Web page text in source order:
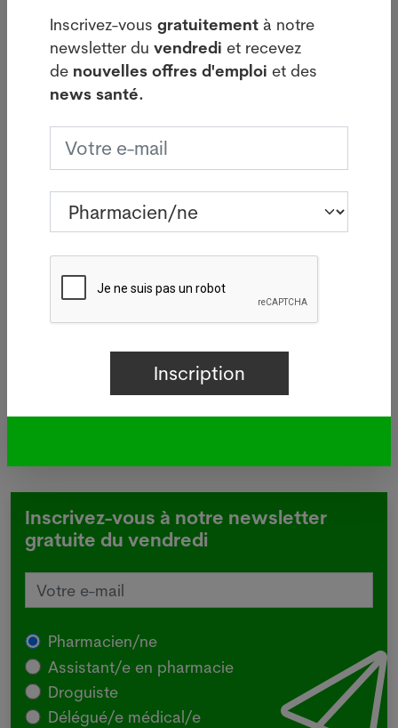
Dernières news
Légionellose à Bâle : source
d'infections sur le bâtiment de
Manor
05.08.2026
à Bâle-Ville après la flambée des
Lire plus
Inscrivez-vous à notre newsletter
gratuite du vendredi
Pharmacien/ne
Assistant/e en pharmacie
Droguiste
Délégué/e médical/e
Inscrivez-vous gratuitement à notre
newsletter du vendredi et recevez
de nouvelles offres d'emploi et des
news santé.